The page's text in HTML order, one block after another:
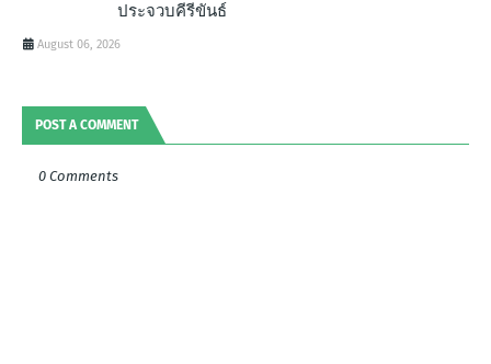
ประจวบคีรีขันธ์
August 06, 2026
POST A COMMENT
0 Comments